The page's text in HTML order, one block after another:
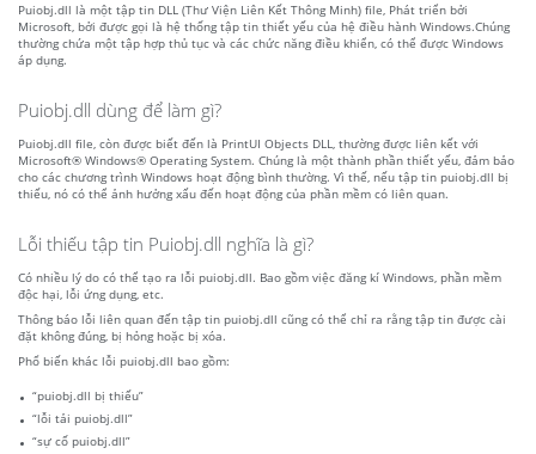
Puiobj.dll là một tập tin DLL (Thư Viện Liên Kết Thông Minh) file, Phát triển bởi
Microsoft, bởi được gọi là hệ thống tập tin thiết yếu của hệ điều hành Windows.Chúng
thường chứa một tập hợp thủ tục và các chức năng điều khiển, có thể được Windows
áp dụng.
Puiobj.dll dùng để làm gì?
Puiobj.dll file, còn được biết đến là PrintUI Objects DLL, thường được liên kết với
Microsoft® Windows® Operating System. Chúng là một thành phần thiết yếu, đảm bảo
cho các chương trình Windows hoạt động bình thường. Vì thế, nếu tập tin puiobj.dll bị
thiếu, nó có thể ảnh hưởng xấu đến hoạt động của phần mềm có liên quan.
Lỗi thiếu tập tin Puiobj.dll nghĩa là gì?
Có nhiều lý do có thể tạo ra lỗi puiobj.dll. Bao gồm việc đăng kí Windows, phần mềm
độc hại, lỗi ứng dụng, etc.
Thông báo lỗi liên quan đến tập tin puiobj.dll cũng có thể chỉ ra rằng tập tin được cài
đặt không đúng, bị hỏng hoặc bị xóa.
Phổ biến khác lỗi puiobj.dll bao gồm:
“puiobj.dll bị thiếu”
“lỗi tải puiobj.dll”
“sự cố puiobj.dll”